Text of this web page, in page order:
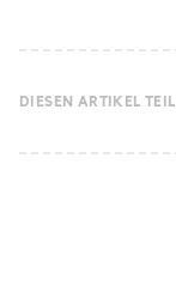
DIESEN ARTIKEL